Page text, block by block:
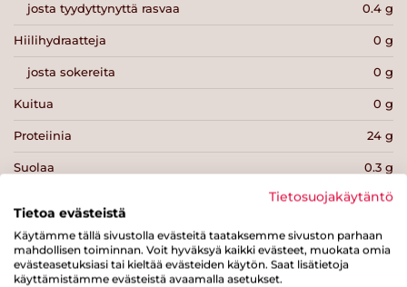
josta tyydyttynyttä rasvaa 0.4 g
Hiilihydraatteja 0 g
josta sokereita 0 g
Kuitua 0 g
Proteiinia 24 g
Suolaa 0.3 g
Tulosta sivu Jaa tuote
Tietosuojakäytäntö
Tietoa evästeistä
Käytämme tällä sivustolla evästeitä taataksemme sivuston parhaan
mahdollisen toiminnan. Voit hyväksyä kaikki evästeet, muokata omia
evästeasetuksiasi tai kieltää evästeiden käytön. Saat lisätietoja
käyttämistämme evästeistä avaamalla asetukset.